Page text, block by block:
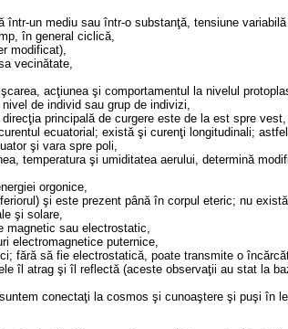
un mediu sau într-o substanţă, tensiune
în general ciclică,
modificat),
vecinătate,
acţiunea şi comportamentul la nivelul
de individ sau grup de indivizi,
principală de curgere este de la est spre
ecuatorial; există şi curenţi longitudinali;
şi vara spre poli,
temperatura şi umiditatea aerului, determină
orgonice,
şi este prezent până în corpul eteric; nu
şi solare,
magnetic sau electrostatic,
electromagnetice puternice,
fără să fie electrostatică, poate transmite o
îl atrag şi îl reflectă (aceste observaţii au stat la
conectaţi la cosmos şi cunoaştere şi puşi în